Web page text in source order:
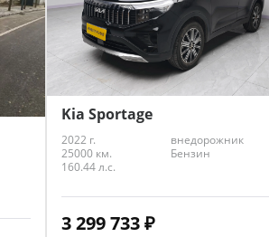
Kia Sportage
2022 г.
внедорожник
25000 км.
Бензин
160.44 л.с.
3 299 733₽